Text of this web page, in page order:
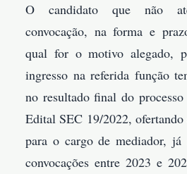
O candidato que não
convocação, na forma e
qual for o motivo alegado,
ingresso na referida função
no resultado final do
Edital SEC 19/2022,
para o cargo de mediador, já
convocações entre 2023 e